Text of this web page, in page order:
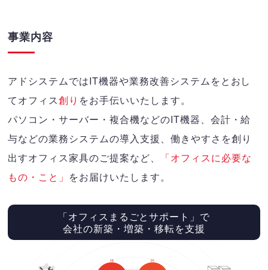
事業内容
アドシステムではIT機器や業務改善システムをとおし
てオフィス創り をお手伝いいたします。
パソコン・サーバー・複合機などのIT機器、会計・給
与などの業務システムの導入支援、働きやすさを創り
出すオフィス家具のご提案など、
「オフィスに必要な
もの・こと」 をお届けいたします。
「オフィスまるごとサポート」で
会社の新築・増築・移転を支援